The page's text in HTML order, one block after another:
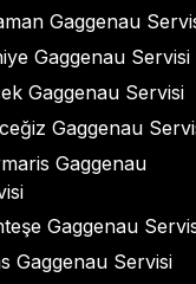
Gaggenau
Gaggenau Servisi
Gaggenau Servisi
Gaggenau
Gaggenau
Gaggenau
Gaggenau Servisi